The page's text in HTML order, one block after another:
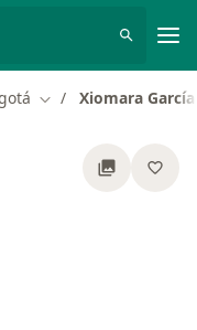
Cambiar de ciudad
Xiomara